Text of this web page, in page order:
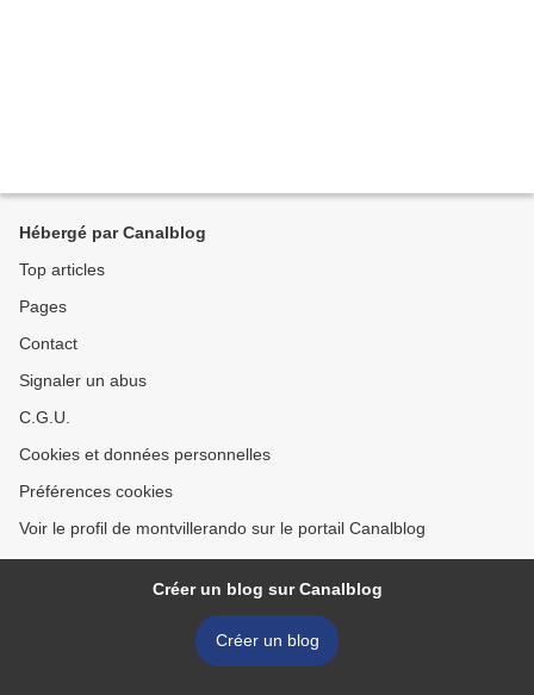
Hébergé par Canalblog
Top articles
Pages
Contact
Signaler un abus
C.G.U.
Cookies et données personnelles
Préférences cookies
Voir le profil de montvillerando sur le portail Canalblog
Créer un blog sur Canalblog
Créer un blog